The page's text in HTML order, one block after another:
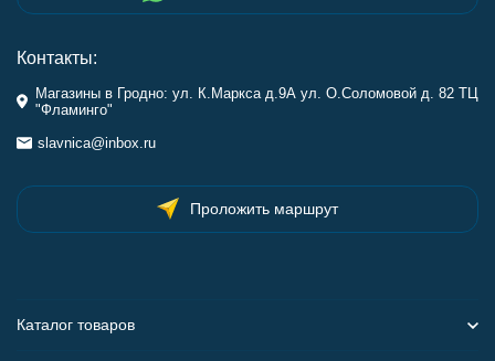
Контакты:
Магазины в Гродно: ул. К.Маркса д.9А ул. О.Соломовой д. 82 ТЦ
"Фламинго"
slavnica@inbox.ru
Проложить маршрут
Каталог товаров